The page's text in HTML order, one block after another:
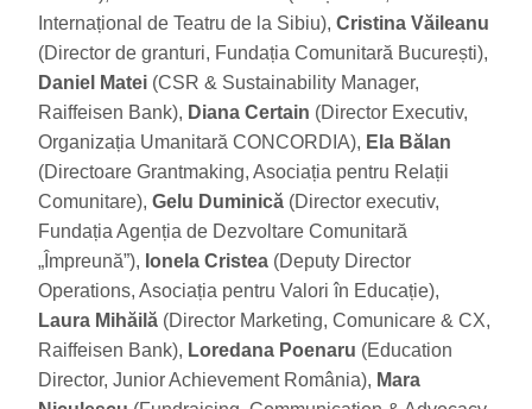
Internațional de Teatru de la Sibiu), Cristina Văileanu
(Director de granturi, Fundația Comunitară București),
Daniel Matei (CSR & Sustainability Manager,
Raiffeisen Bank), Diana Certain (Director Executiv,
Organizația Umanitară CONCORDIA), Ela Bălan
(Directoare Grantmaking, Asociația pentru Relații
Comunitare), Gelu Duminică (Director executiv,
Fundația Agenția de Dezvoltare Comunitară
„Împreună”), Ionela Cristea (Deputy Director
Operations, Asociația pentru Valori în Educație),
Laura Mihăilă (Director Marketing, Comunicare & CX,
Raiffeisen Bank), Loredana Poenaru (Education
Director, Junior Achievement România), Mara